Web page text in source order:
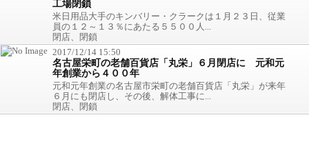
工場閉鎖
米日用品大手のキンバリー・クラークは１月２３日、従業
員の１２～１３％にあたる５５００人...
閉店、閉鎖
2017/12/14 15:50
名古屋栄町の老舗百貨店「丸栄」６月閉店に 元和元
年創業から４００年
元和元年創業の名古屋市栄町の老舗百貨店「丸栄」が来年
６月にも閉店し、その後、解体工事に...
閉店、閉鎖